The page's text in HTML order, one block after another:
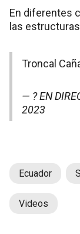
En diferentes
las
Troncal
— ? EN
2023
Ecuador
Videos